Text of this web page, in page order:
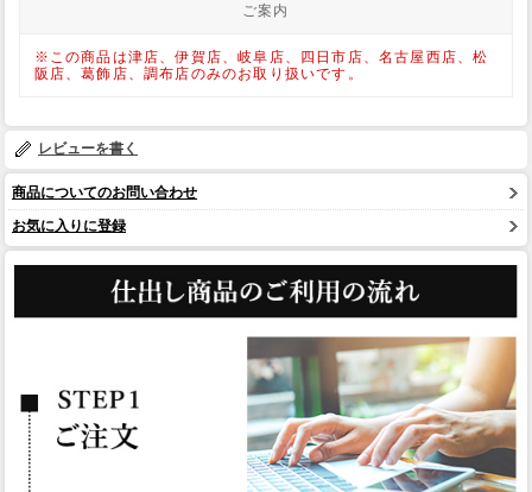
ご案内
※この商品は津店、伊賀店、岐阜店、四日市店、名古屋西店、松
阪店、葛飾店、調布店のみのお取り扱いです。
レビューを書く
商品についてのお問い合わせ
お気に入りに登録